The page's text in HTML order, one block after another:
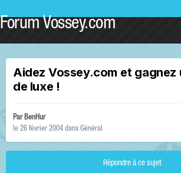
Forum Vossey.com
Aidez Vossey.com et gagnez
de luxe !
ParBenHur
le 26 février 2004 dans Général
Répondre à ce sujet